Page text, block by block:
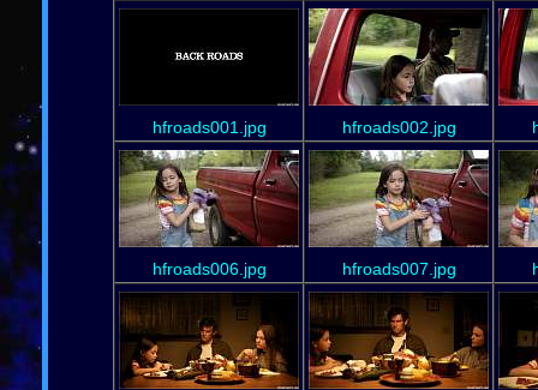
hfroads001.jpg hfroads002.jpg
hfroads006.jpg hfroads007.jpg